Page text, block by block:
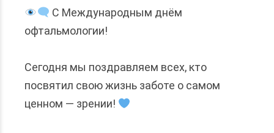
С Международным днём
офтальмологии!
Сегодня мы поздравляем всех, кто
посвятил свою жизнь заботе о самом
ценном — зрении!